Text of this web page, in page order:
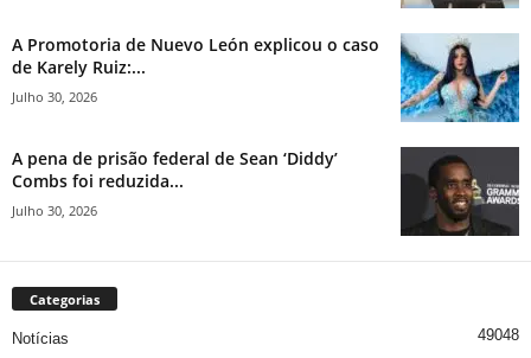
A Promotoria de Nuevo León explicou o caso
de Karely Ruiz:...
Julho 30, 2026
A pena de prisão federal de Sean ‘Diddy’
Combs foi reduzida...
Julho 30, 2026
Categorias
Notícias 49048